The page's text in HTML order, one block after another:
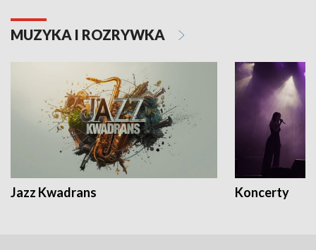
MUZYKA I ROZRYWKA
Jazz Kwadrans Koncerty